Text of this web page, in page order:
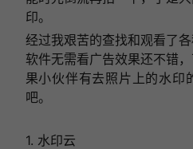
印。
经过我艰苦的查找和观看了
软件无需看广告效果还不错
果小伙伴有去照片上的水印
吧。
1. 水印云